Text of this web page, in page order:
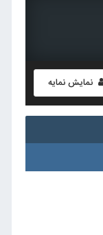
نمایش نمایه